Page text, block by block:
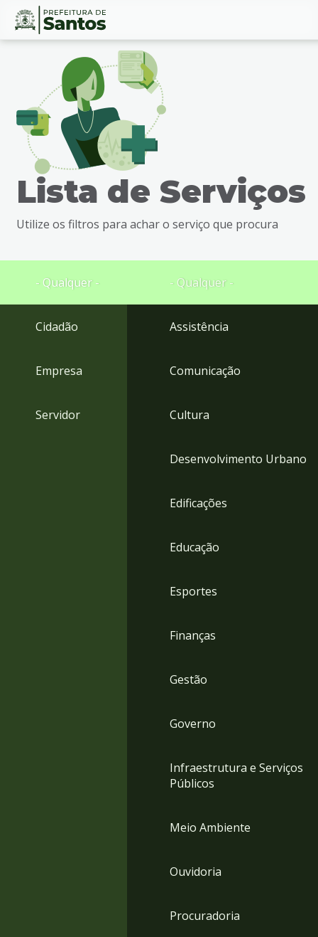
Ir
busca
Ir
rodapé
Conteúdo
Lista de Serviços
Utilize os filtros para achar o serviço que procura
- Qualquer -
Cidadão
Empresa
Servidor
- Qualquer -
Assistência
Comunicação
Cultura
Desenvolvimento Urbano
Edificações
Educação
Esportes
Finanças
Gestão
Governo
Infraestrutura e Serviços
Públicos
Meio Ambiente
Ouvidoria
Procuradoria